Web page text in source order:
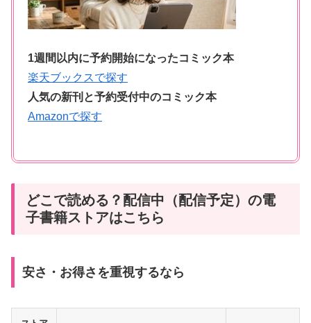
1週間以内に予約開始になったコミック本
楽天ブックスで探す
人気の新刊と予約受付中のコミック本
Amazonで探す
どこで読める？配信中（配信予定）の電
子書籍ストアはこちら
安さ・お得さを重視するなら